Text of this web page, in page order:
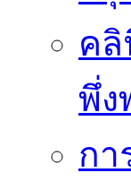
คลิ
พึ่
กา